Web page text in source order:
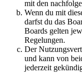
mit den
Wenn du mit
darfst du das
Boards gelten
Regelungen.
Der
und kann von
jederzeit